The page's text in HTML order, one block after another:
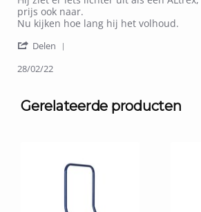
by
Loon-,
on
Feb
stating
Hij
er
lichter
prijs ook naar.
Nu kijken hoe lang hij het volhoud.
Delen
J.
on
28/02/22
Gerelateerde producten